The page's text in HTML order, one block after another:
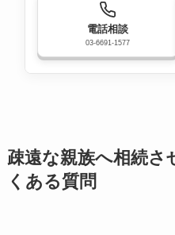
電話相談
03-6691-1577
疎遠な親族へ相続さ
くある質問